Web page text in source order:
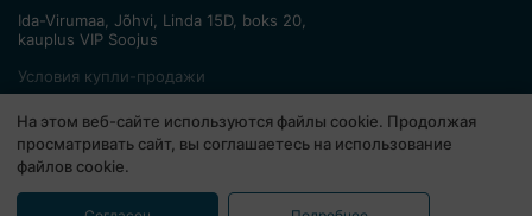
Ida-Virumaa, Jõhvi, Linda 15D, boks 20,
kauplus VIP Soojus
Условия купли-продажи
Политика конфиденциальности
На этом веб-сайте используются файлы cookie. Продолжая
просматривать сайт, вы соглашаетесь на использование
файлов cookie.